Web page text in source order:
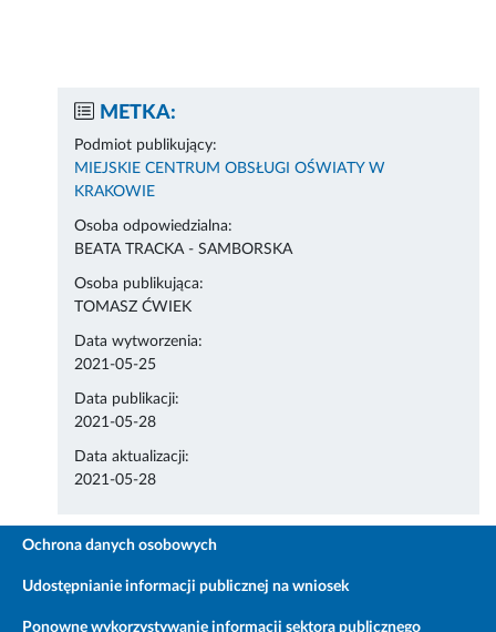
METKA:
Podmiot publikujący:
MIEJSKIE CENTRUM OBSŁUGI OŚWIATY W
KRAKOWIE
Osoba odpowiedzialna:
BEATA TRACKA - SAMBORSKA
Osoba publikująca:
TOMASZ ĆWIEK
Data wytworzenia:
2021-05-25
Data publikacji:
2021-05-28
Data aktualizacji:
2021-05-28
Ochrona danych osobowych
Udostępnianie informacji publicznej na wniosek
Ponowne wykorzystywanie informacji sektora publicznego